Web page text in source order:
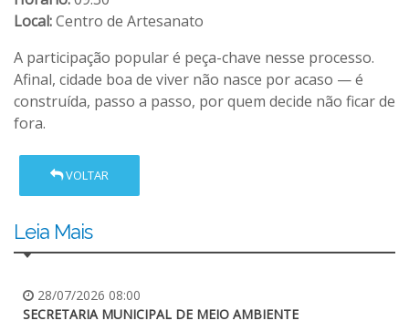
Local:Centro de Artesanato
A participação popular é peça-chave nesse processo.
Afinal, cidade boa de viver não nasce por acaso — é
construída, passo a passo, por quem decide não ficar de
fora.
VOLTAR
Leia Mais
28/07/2026 08:00
SECRETARIA MUNICIPAL DE MEIO AMBIENTE